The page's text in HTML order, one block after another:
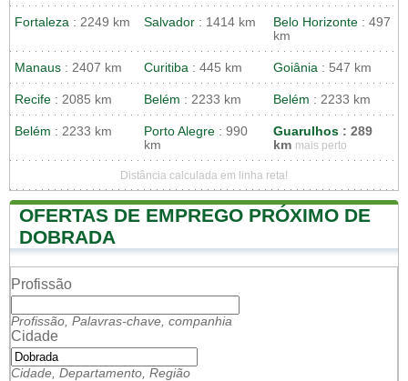
Fortaleza : 2249 km Salvador : 1414 km Belo Horizonte : 497
km
Manaus : 2407 km Curitiba : 445 km Goiânia : 547 km
Recife : 2085 km Belém : 2233 km Belém : 2233 km
Belém : 2233 km Porto Alegre : 990
km
Guarulhos : 289
km mais perto
Distância calculada em linha reta!
OFERTAS DE EMPREGO PRÓXIMO DE
DOBRADA
Profissão
Profissão, Palavras-chave, companhia
Cidade
Cidade, Departamento, Região